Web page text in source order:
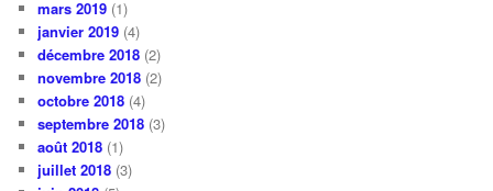
mars 2019 (1)
janvier 2019 (4)
décembre 2018 (2)
novembre 2018 (2)
octobre 2018 (4)
septembre 2018 (3)
août 2018 (1)
juillet 2018 (3)